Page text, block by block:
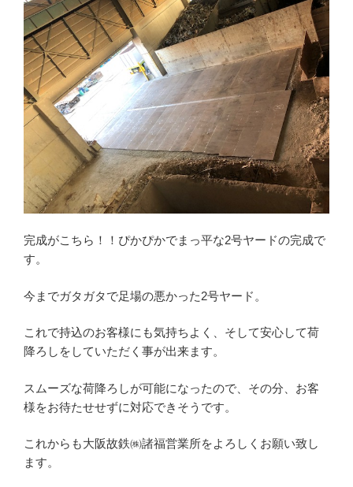
完成がこちら！！ぴかぴかでまっ平な2号ヤードの完成で
す。
今までガタガタで足場の悪かった2号ヤード。
これで持込のお客様にも気持ちよく、そして安心して荷
降ろしをしていただく事が出来ます。
スムーズな荷降ろしが可能になったので、その分、お客
様をお待たせせずに対応できそうです。
これからも大阪故鉄㈱諸福営業所をよろしくお願い致し
ます。